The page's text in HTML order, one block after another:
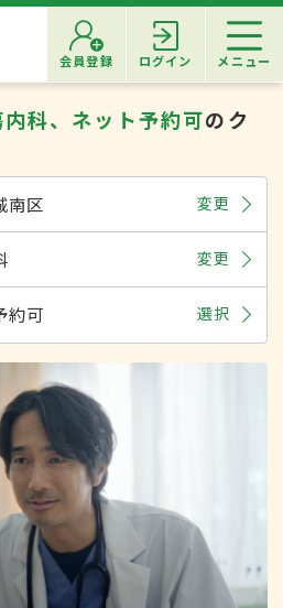
会員登録 ログイン メニュー
科、ネット予約可のク
南区 変更
変更
約可 選択